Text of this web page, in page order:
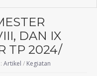
DAN IX
TP 2024/
Artikel / Kegiatan